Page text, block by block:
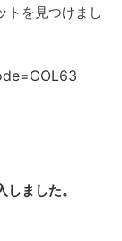
トを見つけまし
ました。